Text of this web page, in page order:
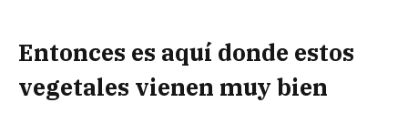
Entonces es aquí donde estos
vegetales vienen muy bien